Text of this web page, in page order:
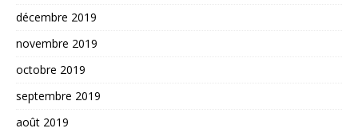
décembre 2019
novembre 2019
octobre 2019
septembre 2019
août 2019